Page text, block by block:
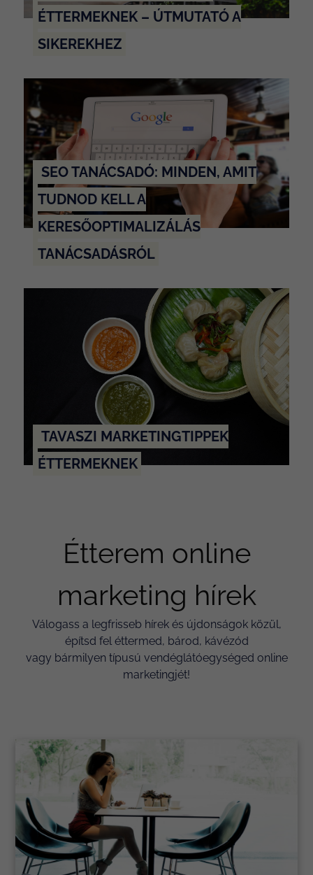
ÉTTERMEKNEK – ÚTMUTATÓ A
SIKEREKHEZ
SEO TANÁCSADÓ: MINDEN, AMIT
TUDNOD KELL A
KERESŐOPTIMALIZÁLÁS
TANÁCSADÁSRÓL
TAVASZI MARKETINGTIPPEK
ÉTTERMEKNEK
Étterem online
marketing hírek
Válogass a legfrisseb hírek és újdonságok közül,
építsd fel éttermed, bárod, kávézód
vagy bármilyen típusú vendéglátóegységed online
marketingjét!